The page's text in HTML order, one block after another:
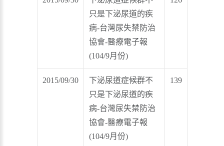
只是下泌尿道的疾
病-台灣尿失禁防治
協會-醫療電子報
(104/9月份)
2015/09/30
下泌尿道症候群不
只是下泌尿道的疾
病-台灣尿失禁防治
協會-醫療電子報
(104/9月份)
139